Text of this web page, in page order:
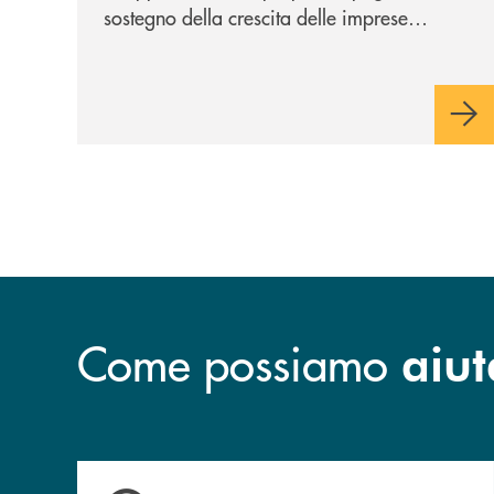
sostegno della crescita delle imprese
Come possiamo